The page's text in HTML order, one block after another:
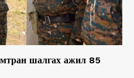
шалгах ажил 85